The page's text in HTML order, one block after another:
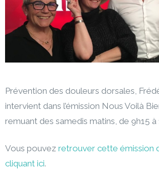
Prévention des douleurs dorsales,
intervient dans l’émission Nous Voilà
remuant des samedis matins, de 9h15 à
Vous pouvez retrouver cette émission
cliquant ici.